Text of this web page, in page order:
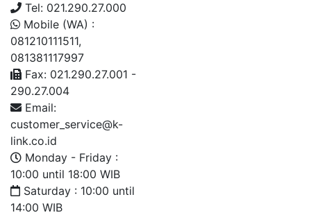
Tel: 021.290.27.000
Mobile (WA) :
081210111511,
081381117997
Fax: 021.290.27.001 -
290.27.004
Email:
customer_service@k-
link.co.id
Monday - Friday :
10:00 until 18:00 WIB
Saturday : 10:00 until
14:00 WIB